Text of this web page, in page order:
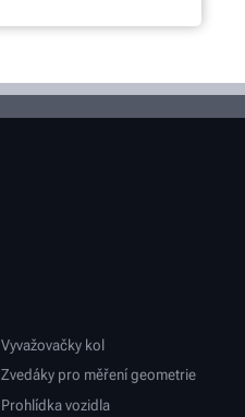
Vyvažovačky kol
Zvedáky pro měření geometrie
Prohlídka vozidla